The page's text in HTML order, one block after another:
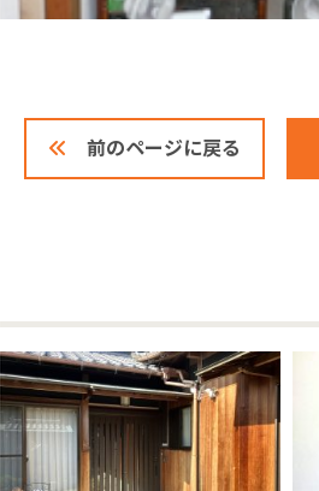
前のページに戻る